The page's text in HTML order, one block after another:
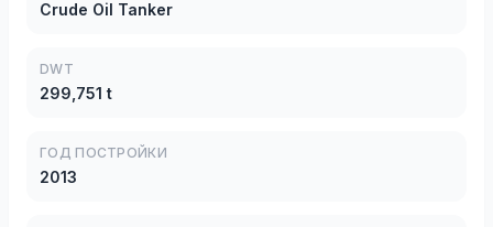
Crude Oil Tanker
DWT
299,751 t
ГОД ПОСТРОЙКИ
2013